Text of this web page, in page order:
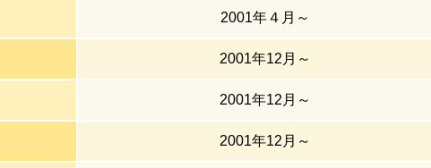
2001年４月～
2001年12月～
2001年12月～
2001年12月～